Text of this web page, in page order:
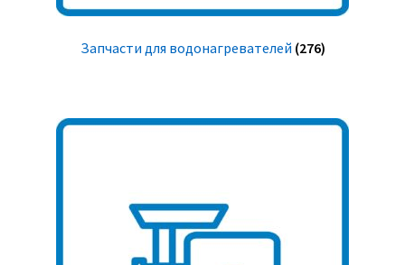
Запчасти для водонагревателей (276)